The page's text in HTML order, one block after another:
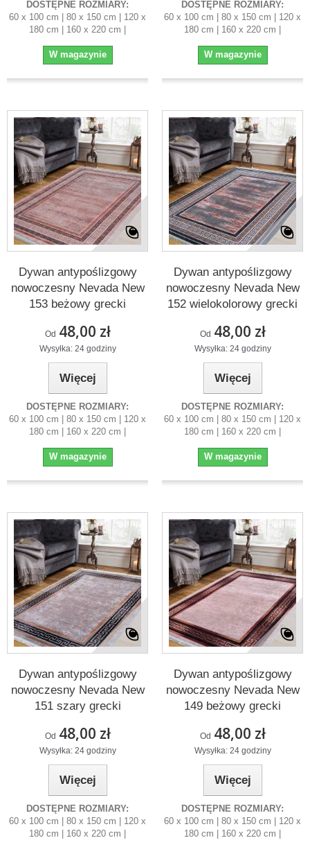
DOSTĘPNE ROZMIARY:
60 x 100 cm | 80 x 150 cm | 120 x
180 cm | 160 x 220 cm |
W magazynie
DOSTĘPNE ROZMIARY:
60 x 100 cm | 80 x 150 cm | 120 x
180 cm | 160 x 220 cm |
W magazynie
Dywan antypoślizgowy
nowoczesny Nevada New
153 beżowy grecki
Od 48,00 zł
Wysyłka: 24 godziny
Więcej
DOSTĘPNE ROZMIARY:
60 x 100 cm | 80 x 150 cm | 120 x
180 cm | 160 x 220 cm |
W magazynie
Dywan antypoślizgowy
nowoczesny Nevada New
152 wielokolorowy grecki
Od 48,00 zł
Wysyłka: 24 godziny
Więcej
DOSTĘPNE ROZMIARY:
60 x 100 cm | 80 x 150 cm | 120 x
180 cm | 160 x 220 cm |
W magazynie
Dywan antypoślizgowy
nowoczesny Nevada New
151 szary grecki
Od 48,00 zł
Wysyłka: 24 godziny
Więcej
DOSTĘPNE ROZMIARY:
60 x 100 cm | 80 x 150 cm | 120 x
180 cm | 160 x 220 cm |
Dywan antypoślizgowy
nowoczesny Nevada New
149 beżowy grecki
Od 48,00 zł
Wysyłka: 24 godziny
Więcej
DOSTĘPNE ROZMIARY:
60 x 100 cm | 80 x 150 cm | 120 x
180 cm | 160 x 220 cm |